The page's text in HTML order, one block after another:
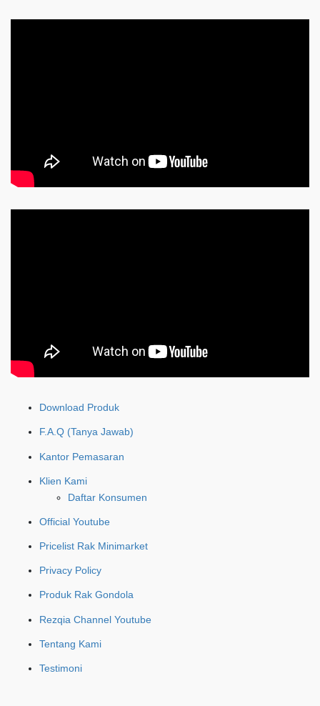
Download Produk
F.A.Q (Tanya Jawab)
Kantor Pemasaran
Klien Kami
Daftar Konsumen
Official Youtube
Pricelist Rak Minimarket
Privacy Policy
Produk Rak Gondola
Rezqia Channel Youtube
Tentang Kami
Testimoni